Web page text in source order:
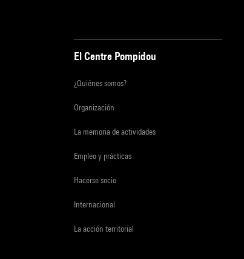
El Centre Pompidou
¿Quiénes somos?
Organización
La memoria de actividades
Empleo y prácticas
Hacerse socio
Internacional
La acción territorial